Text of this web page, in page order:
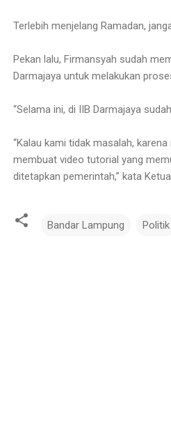
Terlebih menjelang Ramadan,
Pekan lalu, Firmansyah sudah
Darmajaya untuk melakukan
“Selama ini, di IIB Darmajaya
“Kalau kami tidak masalah,
membuat video tutorial yang
ditetapkan pemerintah,” kata
Bandar Lampung Politik